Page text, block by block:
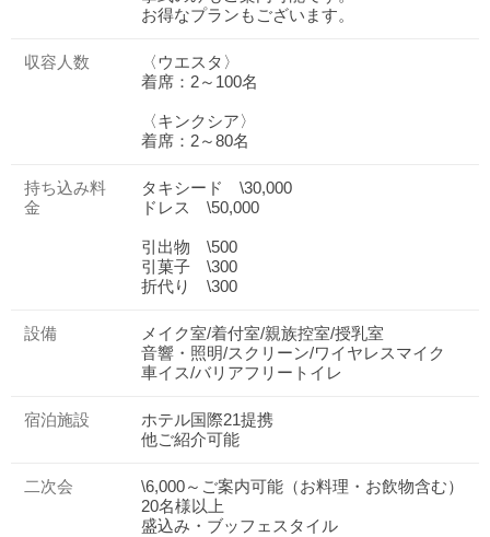
お得なプランもございます。
収容人数
〈ウエスタ〉
着席：2～100名
〈キンクシア〉
着席：2～80名
持ち込み料
金
タキシード \30,000
ドレス \50,000
引出物 \500
引菓子 \300
折代り \300
設備
メイク室/着付室/親族控室/授乳室
音響・照明/スクリーン/ワイヤレスマイク
車イス/バリアフリートイレ
宿泊施設
ホテル国際21提携
他ご紹介可能
二次会
\6,000～ご案内可能（お料理・お飲物含む）
20名様以上
盛込み・ブッフェスタイル